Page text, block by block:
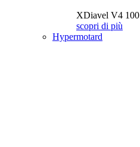
XDiavel V4 100
scopri di più
Hypermotard